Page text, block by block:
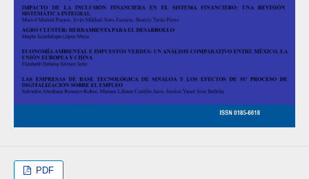
PDF